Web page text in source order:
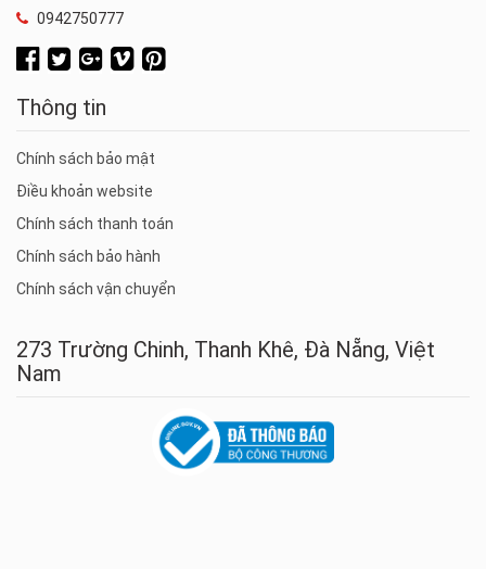
0942750777
Thông tin
Chính sách bảo mật
Điều khoản website
Chính sách thanh toán
Chính sách bảo hành
Chính sách vận chuyển
273 Trường Chinh, Thanh Khê, Đà Nẵng, Việt
Nam